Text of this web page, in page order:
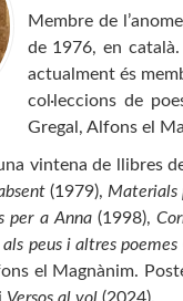
Membre de
de 1976, en
actualment és
col·leccions de
Gregal, Alfons el
vintena de llibres
(1979), Materials
per a Anna (1998),
peus i altres poemes
el Magnànim.